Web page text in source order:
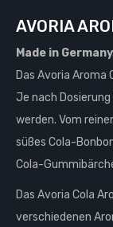
AVORIA
Made in
Das Avoria
Je nach
werden. Vom
süßes Cola-
Cola-
Das Avoria Cola
verschiedenen